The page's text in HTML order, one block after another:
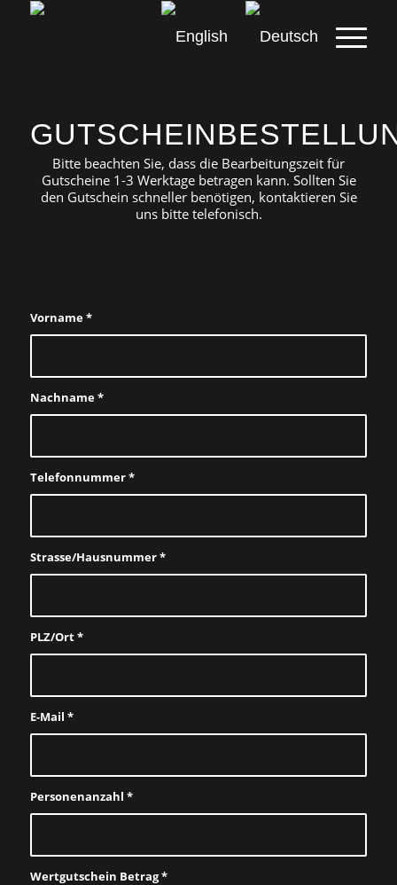
Bitte beachten Sie, dass die Bearbeitungszeit für
Gutscheine 1-3 Werktage betragen kann. Sollten Sie
den Gutschein schneller benötigen, kontaktieren Sie
uns bitte telefonisch.
Vorname*
Nachname*
Telefonnummer*
Strasse/Hausnummer*
PLZ/Ort*
E-Mail *
Personenanzahl *
Wertgutschein Betrag*